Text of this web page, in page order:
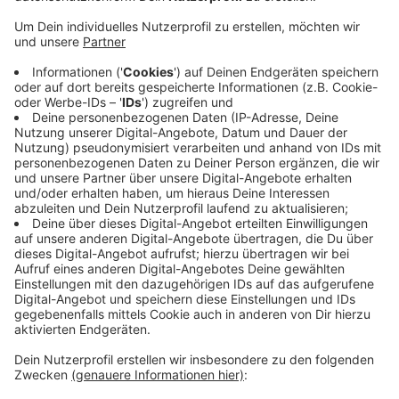
Flasche auffüllen oder uns einfach nass machen
können.
Anzeige
Sie stehen unter anderem an den Wasserwerken am
Staad und Flehe, beim Rheinpark in Golzheim und am
Skatepark in Eller. In Zukunft sollen wir auch an zehn
weiteren Standorten frisches Trinkwasser bekommen.
Die Bezirksvertretungen diskutieren aktuell aber noch
über die konkreten Standorte.
Anzeige